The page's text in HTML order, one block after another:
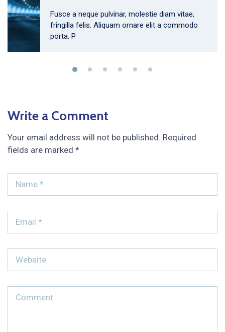
Fusce a neque pulvinar, molestie diam vitae,
fringilla felis. Aliquam ornare elit a commodo
porta. P
Write a Comment
Your email address will not be published. Required
fields are marked *